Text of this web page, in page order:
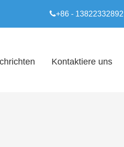
+86 - 13822332892
Kontaktiere uns